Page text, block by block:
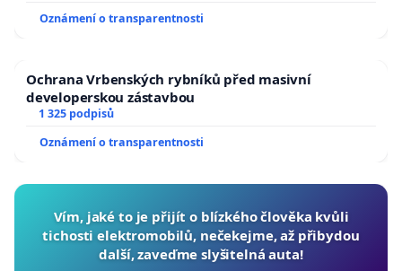
Oznámení o transparentnosti
Ochrana Vrbenských rybníků před masivní
developerskou zástavbou
1 325 podpisů
Oznámení o transparentnosti
Vím, jaké to je přijít o blízkého člověka kvůli
tichosti elektromobilů, nečekejme, až přibydou
další, zaveďme slyšitelná auta!